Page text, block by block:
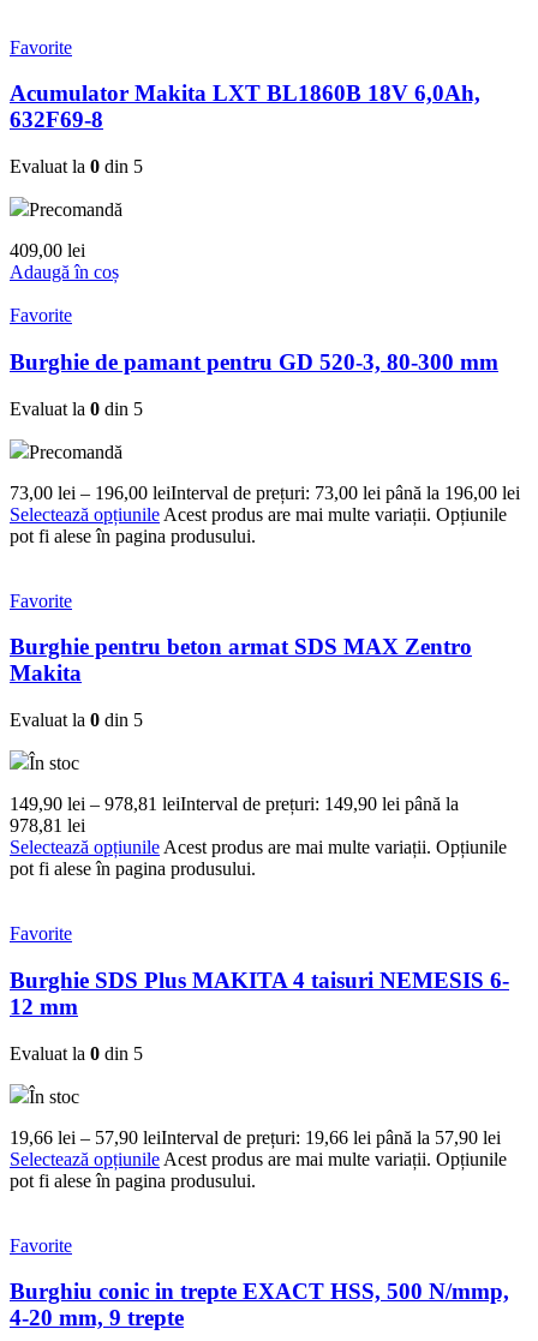
Favorite
Acumulator Makita LXT BL1860B 18V 6,0Ah,
632F69-8
Evaluat la 0 din 5
Precomandă
409,00 lei
Adaugă în coș
Favorite
Burghie de pamant pentru GD 520-3, 80-300 mm
Evaluat la 0 din 5
Precomandă
73,00 lei – 196,00 leiInterval de prețuri: 73,00 lei până la 196,00 lei
Selectează opțiunile Acest produs are mai multe variații. Opțiunile
pot fi alese în pagina produsului.
Favorite
Burghie pentru beton armat SDS MAX Zentro
Makita
Evaluat la 0 din 5
În stoc
149,90 lei – 978,81 leiInterval de prețuri: 149,90 lei până la
978,81 lei
Selectează opțiunile Acest produs are mai multe variații. Opțiunile
pot fi alese în pagina produsului.
Favorite
Burghie SDS Plus MAKITA 4 taisuri NEMESIS 6-
12 mm
Evaluat la 0 din 5
În stoc
19,66 lei – 57,90 leiInterval de prețuri: 19,66 lei până la 57,90 lei
Selectează opțiunile Acest produs are mai multe variații. Opțiunile
pot fi alese în pagina produsului.
Favorite
Burghiu conic in trepte EXACT HSS, 500 N/mmp,
4-20 mm, 9 trepte